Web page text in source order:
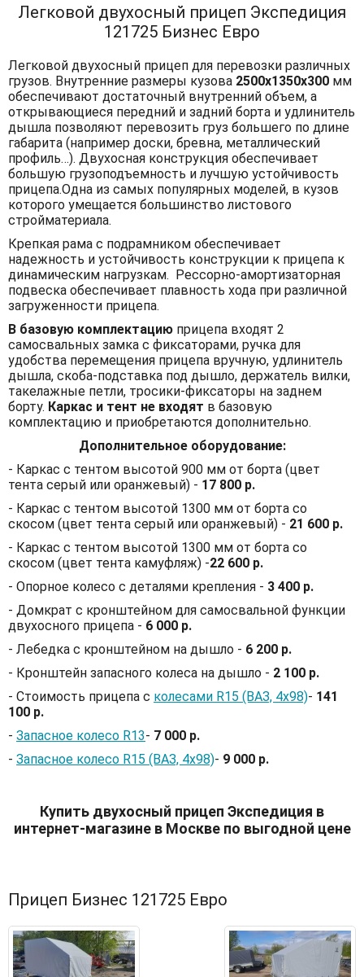
Легковой двухосный прицеп Экспедиция
121725 Бизнес Евро
Легковой двухосный прицеп для перевозки различных
грузов. Внутренние размеры кузова 2500х1350х300 мм
обеспечивают достаточный внутренний объем, а
открывающиеся передний и задний борта и удлинитель
дышла позволяют перевозить груз большего по длине
габарита (например доски, бревна, металлический
профиль…). Двухосная конструкция обеспечивает
большую грузоподъемность и лучшую устойчивость
прицепа.Одна из самых популярных моделей, в кузов
которого умещается большинство листового
стройматериала.
Крепкая рама с подрамником обеспечивает
надежность и устойчивость конструкции к прицепа к
динамическим нагрузкам. Рессорно-амортизаторная
подвеска обеспечивает плавность хода при различной
загруженности прицепа.
В базовую комплектацию прицепа входят 2
самосвальных замка с фиксаторами, ручка для
удобства перемещения прицепа вручную, удлинитель
дышла, скоба-подставка под дышло, держатель вилки,
такелажные петли, тросики-фиксаторы на заднем
борту. Каркас и тент не входят в базовую
комплектацию и приобретаются дополнительно.
Дополнительное оборудование:
- Каркас с тентом высотой 900 мм от борта (цвет
тента серый или оранжевый) - 17 800 р.
- Каркас с тентом высотой 1300 мм от борта со
скосом (цвет тента серый или оранжевый) - 21 600 р.
- Каркас с тентом высотой 1300 мм от борта со
скосом (цвет тента камуфляж) -22 600 р.
- Опорное колесо с деталями крепления - 3 400 р.
- Домкрат с кронштейном для самосвальной функции
двухосного прицепа - 6 000 р.
- Лебедка с кронштейном на дышло - 6 200 р.
- Кронштейн запасного колеса на дышло - 2 100 р.
- Стоимость прицепа с колесами R15 (ВАЗ, 4х98)- 141
100 р.
- Запасное колесо R13- 7 000 р.
- Запасное колесо R15 (ВАЗ, 4х98)- 9 000 р.
Купить двухосный прицеп Экспедиция в
интернет-магазине в Москве по выгодной цене
Прицеп Бизнес 121725 Евро